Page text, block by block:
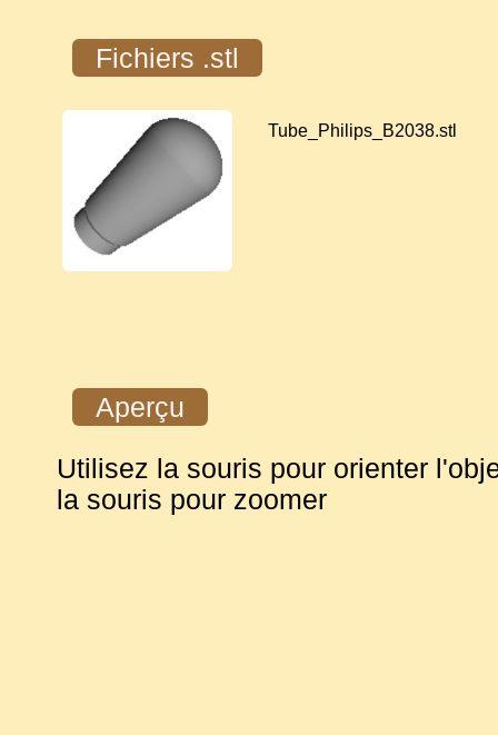
Fichiers .stl
Tube_Philips_B2038.stl
Aperçu
Utilisez la souris pour orienter
la souris pour zoomer